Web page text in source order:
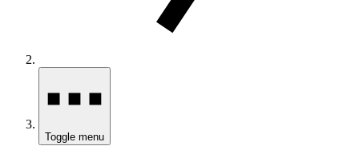
Toggle menu